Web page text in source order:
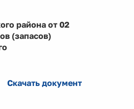
района от 02
(запасов)
Скачать документ